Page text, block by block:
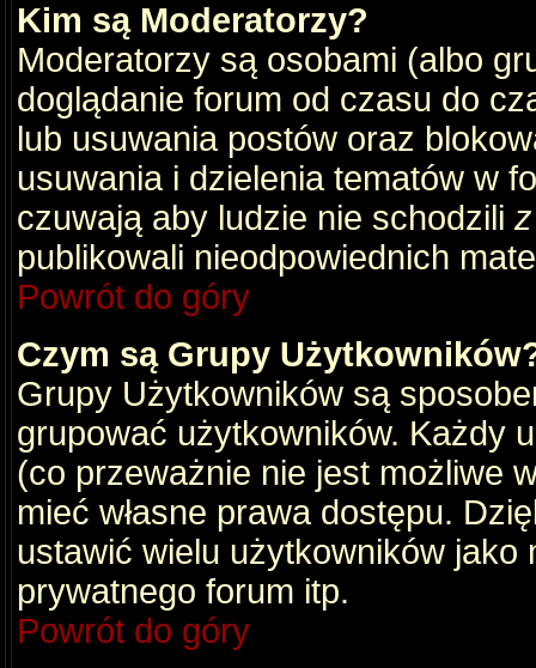
Kim są Moderatorzy?
Moderatorzy są osobami (albo
doglądanie forum od czasu do
lub usuwania postów oraz
usuwania i dzielenia tematów w
czuwają aby ludzie nie schodzili
publikowali nieodpowiednich
Powrót do góry
Czym są Grupy
Grupy Użytkowników są
grupować użytkowników. Każdy
(co przeważnie nie jest możliwe
mieć własne prawa dostępu.
ustawić wielu użytkowników
prywatnego forum itp.
Powrót do góry